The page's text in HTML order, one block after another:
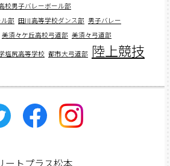
校男子バレーボール部
部 田川高等学校ダンス部 男子バレー
美須々ケ丘高校弓道部 美須々弓道部
塩尻高等学校 都市大弓道部 陸上競技
ートプラス松本